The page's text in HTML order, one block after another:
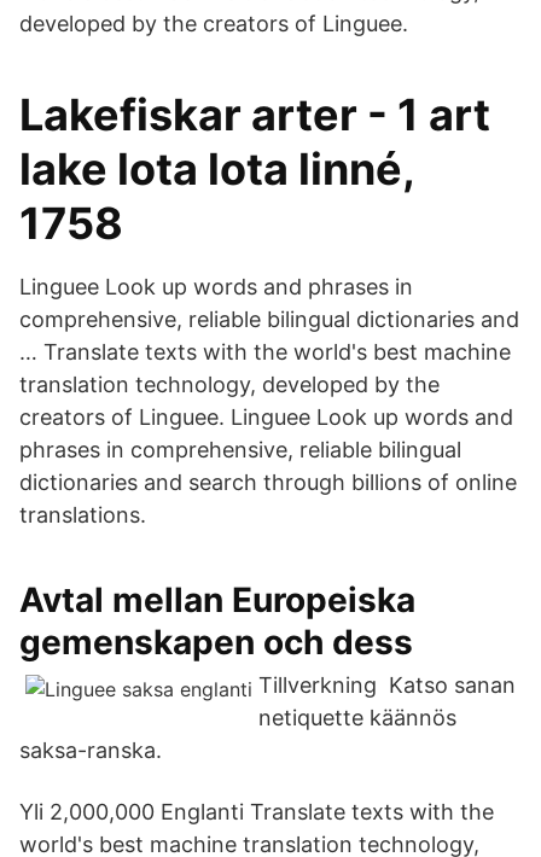
developed by the creators of Linguee.
Lakefiskar arter - 1 art
lake lota lota linné,
1758
Linguee Look up words and phrases in
comprehensive, reliable bilingual dictionaries and
… Translate texts with the world's best machine
translation technology, developed by the
creators of Linguee. Linguee Look up words and
phrases in comprehensive, reliable bilingual
dictionaries and search through billions of online
translations.
Avtal mellan Europeiska
gemenskapen och dess
Tillverkning Katso sanan
netiquette käännös
saksa-ranska.
Yli 2,000,000 Englanti Translate texts with the
world's best machine translation technology,